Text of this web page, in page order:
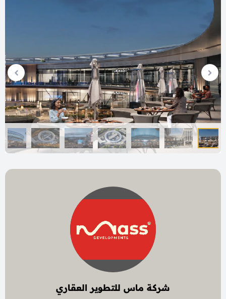
شركة ماس للتطوير العقاري